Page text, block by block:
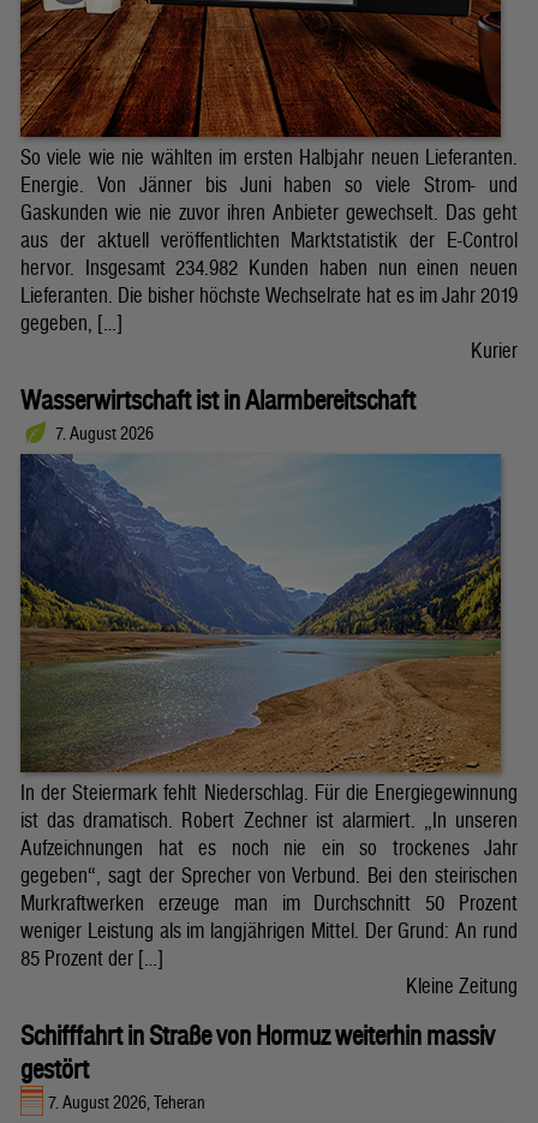
So viele wie nie wählten im ersten Halbjahr neuen Lieferanten.
Energie. Von Jänner bis Juni haben so viele Strom- und
Gaskunden wie nie zuvor ihren Anbieter gewechselt. Das geht
aus der aktuell veröffentlichten Marktstatistik der E-Control
hervor. Insgesamt 234.982 Kunden haben nun einen neuen
Lieferanten. Die bisher höchste Wechselrate hat es im Jahr 2019
gegeben, […]
Kurier
Wasserwirtschaft ist in Alarmbereitschaft
7. August 2026
In der Steiermark fehlt Niederschlag. Für die Energiegewinnung
ist das dramatisch. Robert Zechner ist alarmiert. „In unseren
Aufzeichnungen hat es noch nie ein so trockenes Jahr
gegeben“, sagt der Sprecher von Verbund. Bei den steirischen
Murkraftwerken erzeuge man im Durchschnitt 50 Prozent
weniger Leistung als im langjährigen Mittel. Der Grund: An rund
85 Prozent der […]
Kleine Zeitung
Schifffahrt in Straße von Hormuz weiterhin massiv
gestört
7. August 2026, Teheran